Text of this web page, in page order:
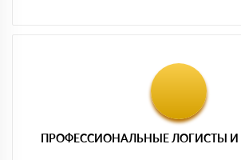
ПРОФЕССИОНАЛЬНЫЕ ЛОГИСТЫ